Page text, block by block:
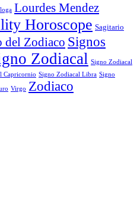
Lourdes Mendez
Horoscope Sagitario
del Zodiaco Signos
Zodiacal Signo Zodiacal
Capricornio Signo Zodiacal Libra Signo
Virgo Zodiaco